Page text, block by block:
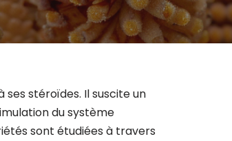
stéroïdes. Il suscite un
du système
sont étudiées à travers